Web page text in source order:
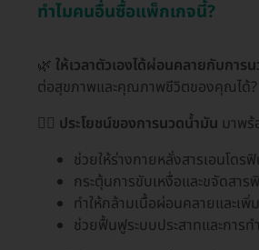
ทำไมคนอื่นซื้อแพ็กเกจนี้?
🌿 ให้เวลาตัวเองได้ผ่อนคลายกับการ
ต่อสุขภาพและคุณภาพชีวิตของคุณได้?
💆‍♀️ ประโยชน์ของการนวดน้ำมัน มาพร้
ช่วยให้ร่างกายหลั่งสารเอนโด
กระตุ้นการขับเหงื่อและขจัดสา
ทำให้กล้ามเนื้อผ่อนคลายและเ
ช่วยฟื้นฟูระบบประสาทและการท